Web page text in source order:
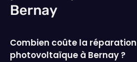
Bernay
Combien coûte la
photovoltaïque à Bernay ?